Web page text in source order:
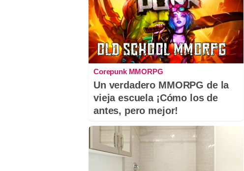
Corepunk MMORPG
Un verdadero MMORPG de la
vieja escuela ¡Cómo los de
antes, pero mejor!